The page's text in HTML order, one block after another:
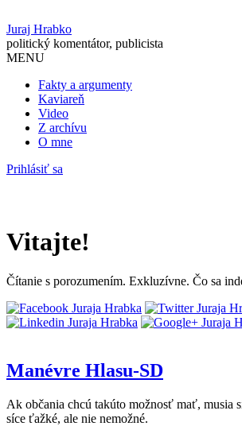
Juraj Hrabko
politický komentátor, publicista
MENU
Fakty a argumenty
Kaviareň
Video
Z archívu
O mne
Prihlásiť sa
Vitajte!
Čítanie s porozumením. Exkluzívne. Čo sa
Manévre Hlasu-SD
Ak občania chcú takúto možnosť mať, musia
síce ťažké, ale nie nemožné.